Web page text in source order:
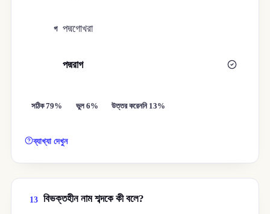
গ পদ্মগোখরা
পদ্মরাগ
সঠিক 79% ভুল 6% উত্তর করেননি 13%
ব্যাখ্যা দেখুন
13 বিভক্তহীন নাম শব্দকে কী বলে?